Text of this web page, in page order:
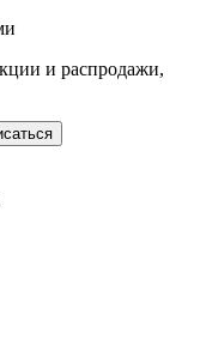
и распродажи,